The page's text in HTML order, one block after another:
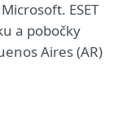
ESET
a pobočky
Aires (AR)